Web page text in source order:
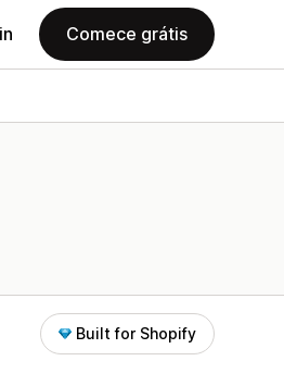
Comece grátis
Built for Shopify